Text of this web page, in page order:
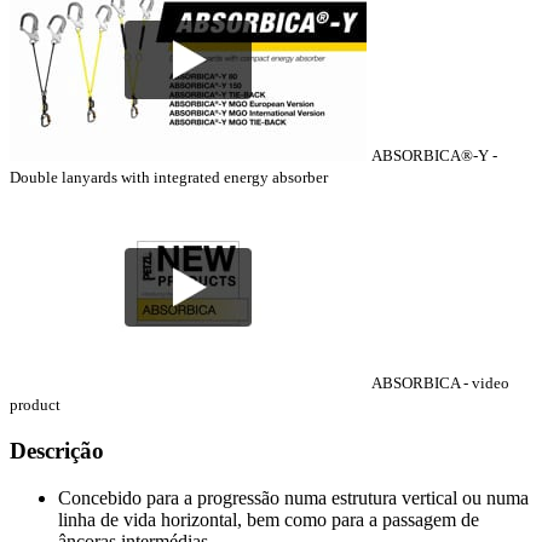
ABSORBICA®-Y -
Double lanyards with integrated energy absorber
ABSORBICA - video
product
Descrição
Concebido para a progressão numa estrutura vertical ou numa
linha de vida horizontal, bem como para a passagem de